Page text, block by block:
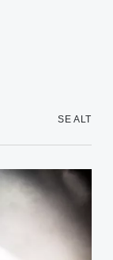
SE ALT